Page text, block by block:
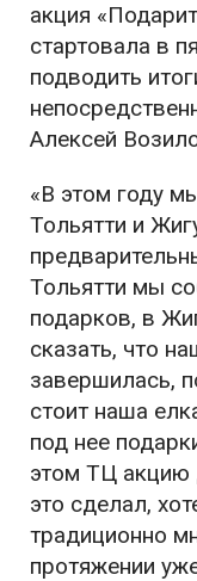
акция
стартовала в
подводить
Алексей
«В этом году
Тольятти и
Тольятти мы
подарков, в
сказать, что
завершилась,
стоит наша
под нее
этом ТЦ акцию
это сделал,
традиционно
протяжении